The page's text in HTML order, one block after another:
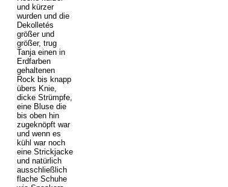
und kürzer
wurden und die
Dekolletés
größer und
größer, trug
Tanja einen in
Erdfarben
gehaltenen
Rock bis knapp
übers Knie,
dicke Strümpfe,
eine Bluse die
bis oben hin
zugeknöpft war
und wenn es
kühl war noch
eine Strickjacke
und natürlich
ausschließlich
flache Schuhe